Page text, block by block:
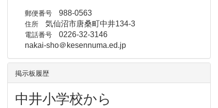
郵便番号 988-0563
住所 気仙沼市唐桑町中井134-3
電話番号 0226-32-3146
nakai-sho＠kesennuma.ed.jp
掲示板履歴
中井小学校から